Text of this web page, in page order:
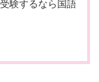
験するなら国語